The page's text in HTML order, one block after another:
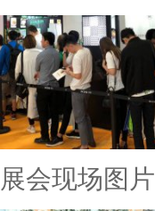
展会现场图片